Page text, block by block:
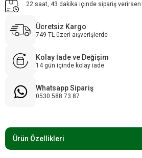
22 saat, 43 dakika içinde sipariş verirsen
Ücretsiz Kargo
749 TL üzeri aışverişlerde
Kolay İade ve Değişim
14 gün içinde kolay iade
Whatsapp Sipariş
0530 588 73 87
Ürün Özellikleri